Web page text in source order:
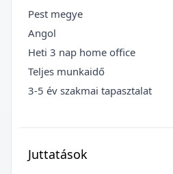
Pest megye
Angol
Heti 3 nap home office
Teljes munkaidő
3-5 év szakmai tapasztalat
Juttatások